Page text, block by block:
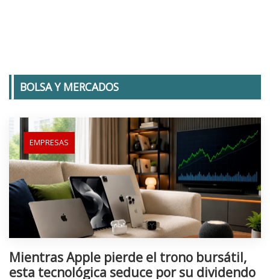
BOLSA Y MERCADOS
EMPRESAS
Mientras Apple pierde el trono bursátil,
esta tecnológica seduce por su dividendo